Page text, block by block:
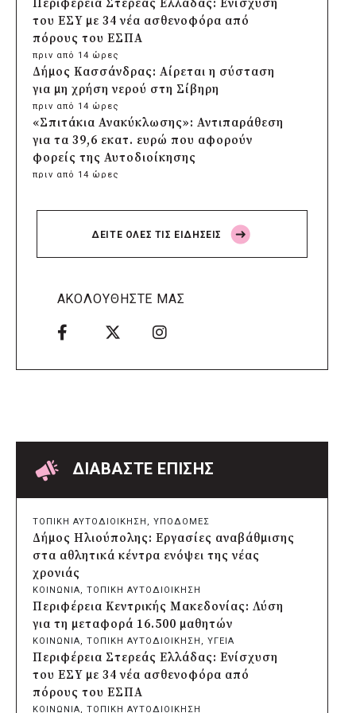
Περιφέρεια Στερεάς Ελλάδας: Ενίσχυση
του ΕΣΥ με 34 νέα ασθενοφόρα από
πόρους του ΕΣΠΑ
πριν από 14 ώρες
Δήμος Κασσάνδρας: Αίρεται η σύσταση
για μη χρήση νερού στη Σίβηρη
πριν από 14 ώρες
«Σπιτάκια Ανακύκλωσης»: Αντιπαράθεση
για τα 39,6 εκατ. ευρώ που αφορούν
φορείς της Αυτοδιοίκησης
πριν από 14 ώρες
Δαφνίου παρά την έλλειψη αρμοδιότητας
Δήμος Αμαρουσίου: Μεγάλες παρεμβάσεις
αναβάθμισης στα σχολεία πριν τον
πριν από 15 ώρες
διάκριση στα Diversity, Equity & Inclusion
Awards 2026
δολιοφθορά σε δύο ξεραμένα δέντρα στην
οδό Βενιζέλου
πριν από 16 ώρες
Χαρδαλιάς: Ψηφιακό Παρατηρητήριο για
την παρακολούθηση των 352 έργων της
Αττικής
πριν από 16 ώρες
Δήμος Ηρακλείου Αττικής: Συμβάσεις
645.000 ευρώ για τη φροντίδα των
αδέσποτων ζώων
πριν από 2 μέρες
Περιφέρεια Θεσσαλίας: Νέος
ιατροτεχνολογικός εξοπλισμός και
αναβάθμιση του ΚΕΦΙΑΠ Καρδίτσας
πριν από 2 μέρες
ΔΕΙΤΕ ΟΛΕΣ ΤΙΣ ΕΙΔΗΣΕΙΣ
ΑΚΟΛΟΥΘΗΣΤΕ ΜΑΣ
ΔΙΑΒΑΣΤΕ ΕΠΙΣΗΣ
ΤΟΠΙΚΗ ΑΥΤΟΔΙΟΙΚΗΣΗ , ΥΠΟΔΟΜΕΣ
Δήμος Ηλιούπολης: Εργασίες αναβάθμισης
στα αθλητικά κέντρα ενόψει της νέας
χρονιάς
ΚΟΙΝΩΝΙΑ, ΤΟΠΙΚΗ ΑΥΤΟΔΙΟΙΚΗΣΗ
Περιφέρεια Κεντρικής Μακεδονίας: Λύση
για τη μεταφορά 16.500 μαθητών
ΚΟΙΝΩΝΙΑ, ΤΟΠΙΚΗ ΑΥΤΟΔΙΟΙΚΗΣΗ , ΥΓΕΙΑ
Περιφέρεια Στερεάς Ελλάδας: Ενίσχυση
του ΕΣΥ με 34 νέα ασθενοφόρα από
πόρους του ΕΣΠΑ
ΚΟΙΝΩΝΙΑ, ΤΟΠΙΚΗ ΑΥΤΟΔΙΟΙΚΗΣΗ